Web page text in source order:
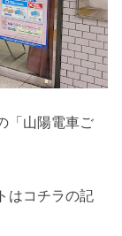
「山陽電車ご
はコチラの記